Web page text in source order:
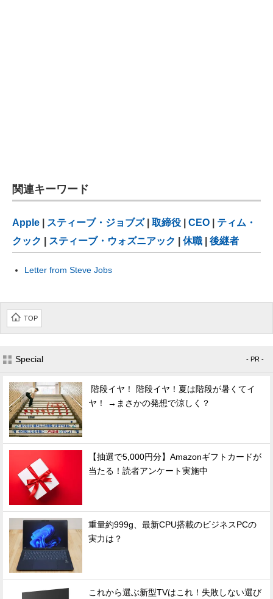
関連キーワード
Apple スティーブ・ジョブズ| 取締役 CEO
ティム・
クック
スティーブ・ウォズニアック 休職 後継者
Letter from Steve Jobs
TOP
Special - PR -
階段イヤ！ 階段イヤ！夏は階段が暑くてイ
ヤ！ →まさかの発想で涼しく？
【抽選で5,000円分】Amazonギフトカードが
当たる！読者アンケート実施中
重量約999g、最新CPU搭載のビジネスPCの
実力は？
これから選ぶ新型TVはこれ！失敗しない選び